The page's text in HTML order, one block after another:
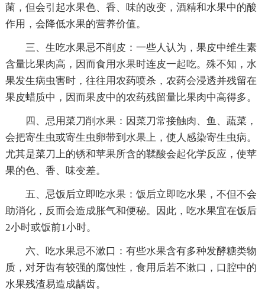
菌，但会引起水果色、香、味的改变，酒精和水果中的酸
作用，会降低水果的营养价值。
三、生吃水果忌不削皮：一些人认为，果皮中维生素
含量比果肉高，因而食用水果时连皮一起吃。殊不知，水
果发生病虫害时，往往用农药喷杀，农药会浸透并残留在
果皮蜡质中，因而果皮中的农药残留量比果肉中高得多。
四、忌用菜刀削水果：因菜刀常接触肉、鱼、蔬菜，
会把寄生虫或寄生虫卵带到水果上，使人感染寄生虫病。
尤其是菜刀上的锈和苹果所含的鞣酸会起化学反应，使苹
果的色、香、味变差。
五、忌饭后立即吃水果：饭后立即吃水果，不但不会
助消化，反而会造成胀气和便秘。因此，吃水果宜在饭后
2小时或饭前1小时。
六、吃水果忌不漱口：有些水果含有多种发酵糖类物
质，对牙齿有较强的腐蚀性，食用后若不漱口，口腔中的
水果残渣易造成龋齿。